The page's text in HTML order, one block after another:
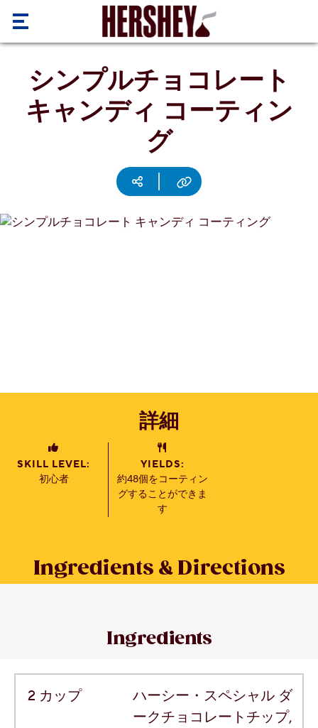
メインコンテンツに進む
BRANDS
HERSHEY'S
RECIPES
OUR
シンプルチョコレート
キャンディ コーティン
グ
Social media
Facebook
Pinterest
Email
PrintCopy URL
詳細
SKILL LEVEL:
初心者
YIELDS:
約48個をコーティン
グすることができま
す
Ingredients & Directions
Ingredients
2 カップ
ハーシー・スペシャル ダ
ークチョコレートチップ,